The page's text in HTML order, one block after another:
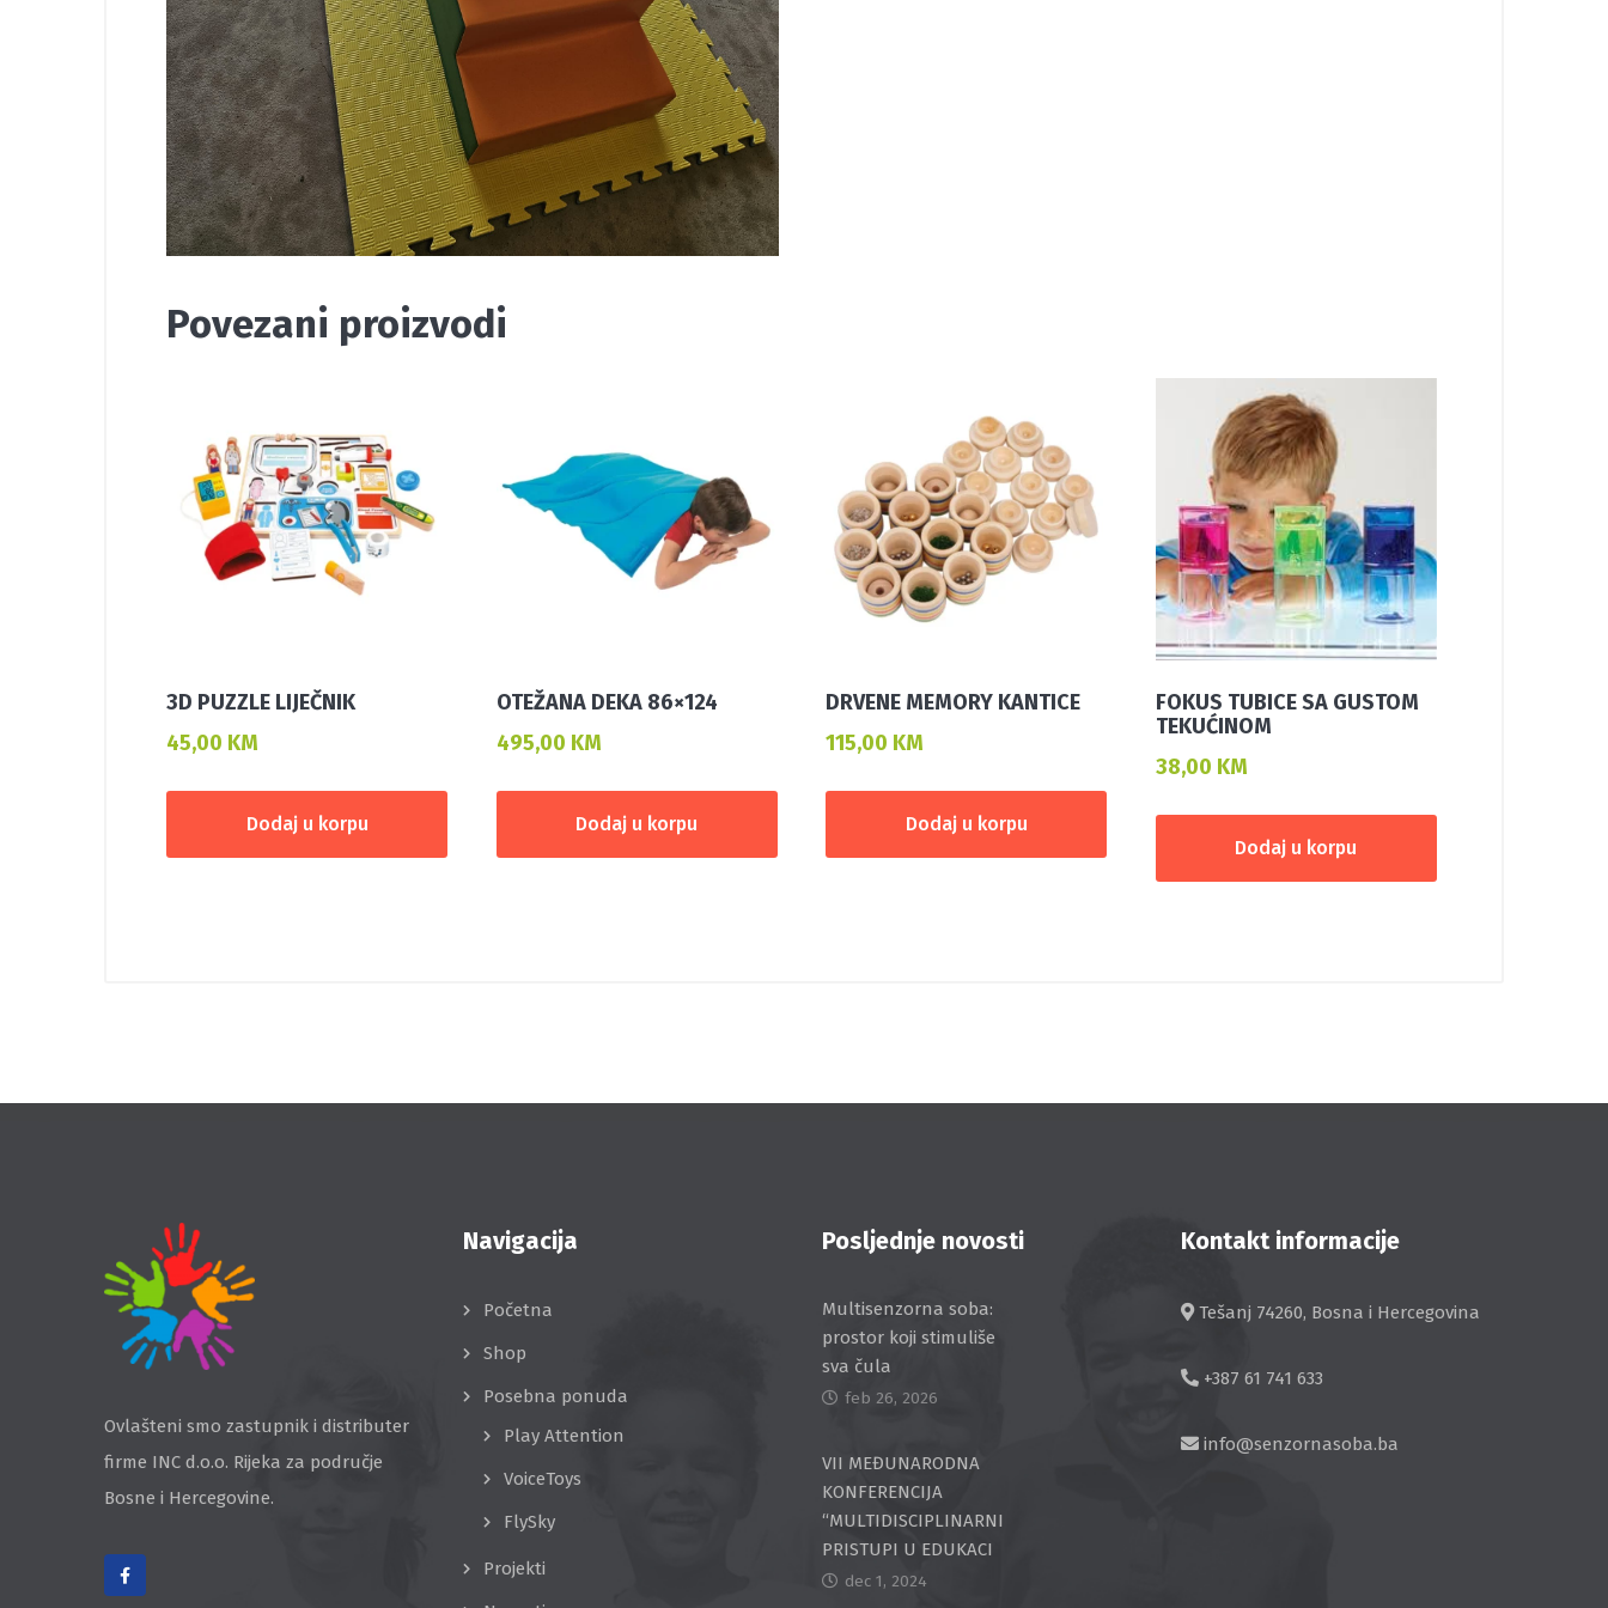
Povezani proizvodi
3D PUZZLE LIJEČNIK
45,00 KM
Dodaj u korpu
OTEŽANA DEKA 86×124
495,00 KM
Dodaj u korpu
DRVENE MEMORY KANTICE
115,00 KM
Dodaj u korpu
FOKUS TUBICE SA GUSTOM
TEKUĆINOM
38,00 KM
Dodaj u korpu
Ovlašteni smo zastupnik i distributer
firme INC d.o.o. Rijeka za područje
Bosne i Hercegovine.
Navigacija
Početna
Shop
Posebna ponuda
Play Attention
VoiceToys
FlySky
Projekti
Posljednje novosti
Multisenzorna soba:
prostor koji stimuliše
sva čula
feb 26, 2026
VII MEĐUNARODNA
KONFERENCIJA
“MULTIDISCIPLINARNI
PRISTUPI U EDUKACI
dec 1, 2024
Kontakt informacije
Tešanj 74260, Bosna i Hercegovina
+387 61 741 633
info@senzornasoba.ba